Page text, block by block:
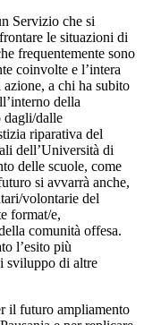
Servizio che si
le situazioni di
frequentemente sono
coinvolte e l’intera
a chi ha subito
della
dagli/dalle
riparativa del
dell’Università di
delle scuole, come
si avvarrà anche,
volontarie del
format/e,
comunità offesa.
l’esito più
sviluppo di altre
il futuro ampliamento